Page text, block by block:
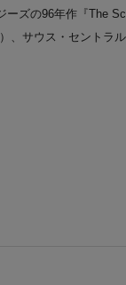
ズの96年作『The
、サウス・セントラ